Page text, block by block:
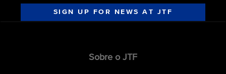
SIGN UP FOR NEWS AT JTF
Sobre o JTF